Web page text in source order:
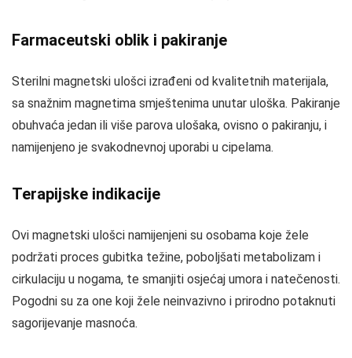
Farmaceutski oblik i pakiranje
Sterilni magnetski ulošci izrađeni od kvalitetnih materijala,
sa snažnim magnetima smještenima unutar uloška. Pakiranje
obuhvaća jedan ili više parova ulošaka, ovisno o pakiranju, i
namijenjeno je svakodnevnoj uporabi u cipelama.
Terapijske indikacije
Ovi magnetski ulošci namijenjeni su osobama koje žele
podržati proces gubitka težine, poboljšati metabolizam i
cirkulaciju u nogama, te smanjiti osjećaj umora i natečenosti.
Pogodni su za one koji žele neinvazivno i prirodno potaknuti
sagorijevanje masnoća.